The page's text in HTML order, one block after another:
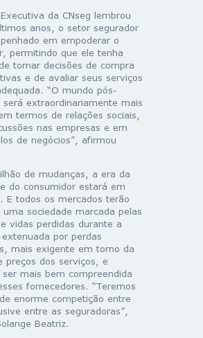
da CNseg lembrou
anos, o setor segurador
em empoderar o
permitindo que ele tenha
tomar decisões de compra
e de avaliar seus serviços
“O mundo pós-
será extraordinariamente mais
termos de relações sociais,
nas empresas e em
de negócios”, afirmou
de mudanças, a era da
do consumidor estará em
E todos os mercados terão
sociedade marcada pelas
vidas perdidas durante a
por perdas
mais exigente em torno da
preços dos serviços, e
ser mais bem compreendida
fornecedores. “Teremos
enorme competição entre
entre as seguradoras”,
Beatriz.